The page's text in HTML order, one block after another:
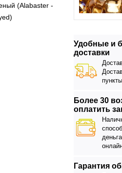
Удобные и
доставки
Более 30
оплатить
Гарантия
(Alabaster -